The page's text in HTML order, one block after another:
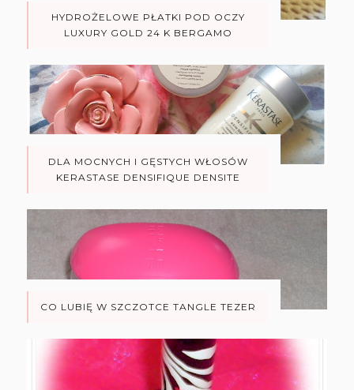
HYDROŻELOWE PŁATKI POD OCZY
LUXURY GOLD 24 K BERGAMO
DLA MOCNYCH I GĘSTYCH WŁOSÓW
KERASTASE DENSIFIQUE DENSITE
CO LUBIĘ W SZCZOTCE TANGLE TEZER